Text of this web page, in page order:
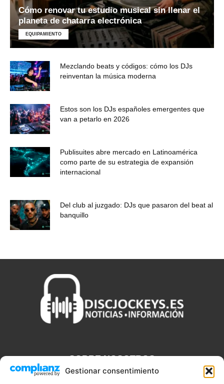
Gestionar consentimiento
Cómo renovar tu estudio musical sin llenar el
planeta de chatarra electrónica
EQUIPAMIENTO
Mezclando beats y códigos: cómo los DJs
reinventan la música moderna
Estos son los DJs españoles emergentes que
van a petarlo en 2026
Publisuites abre mercado en Latinoamérica
como parte de su estrategia de expansión
internacional
Del club al juzgado: DJs que pasaron del beat al
banquillo
SOBRE NOSOTROS